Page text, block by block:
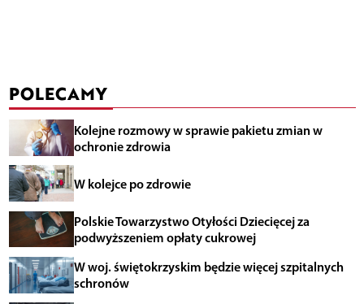
POLECAMY
Kolejne rozmowy w sprawie pakietu zmian w
ochronie zdrowia
W kolejce po zdrowie
Polskie Towarzystwo Otyłości Dziecięcej za
podwyższeniem opłaty cukrowej
W woj. świętokrzyskim będzie więcej szpitalnych
schronów